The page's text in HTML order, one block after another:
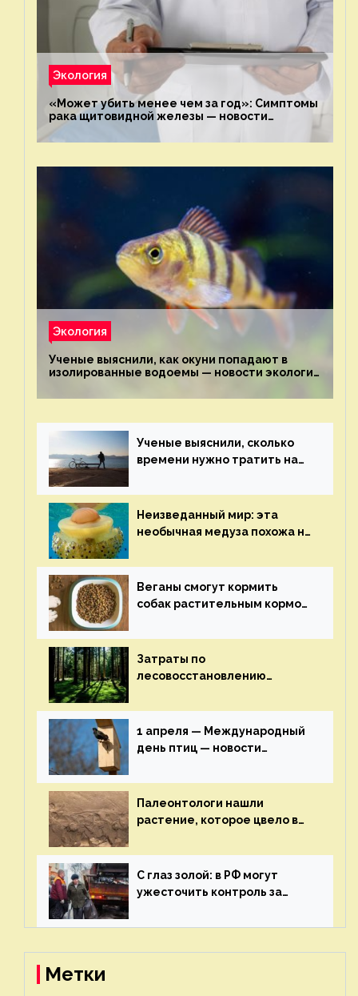
Экология
«Может убить менее чем за год»: Симптомы
рака щитовидной железы — новости
экологии на ECOportal
Экология
Ученые выяснили, как окуни попадают в
изолированные водоемы — новости экологии
Ученые выяснили, сколько
времени нужно тратить на
здоровья — новости экологии
на ECOportal
Неизведанный мир: эта
необычная медуза похожа на
экологии на ECOportal
Веганы смогут кормить
собак растительным кормом
здоровье — новости
экологии на ECOportal
Затраты по
лесовосстановлению
строительства — новости
экологии на ECOportal
1 апреля — Международный
день птиц — новости
Палеонтологи нашли
растение, которое цвело в
экологии на ECOportal
С глаз золой: в РФ могут
ужесточить контроль за
— новости экологии на
Метки